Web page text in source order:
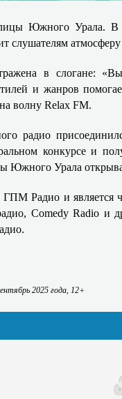
Южного Урала.
слушателям
в слогане:
и жанров
волну Relax FM.
радио
конкурсе и
Южного Урала
ГПМ Радио и является
Comedy Radio и
2025 года, 12+